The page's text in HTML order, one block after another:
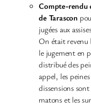
Compte-rendu
de Tarascon
jugées aux
On était revenu
le jugement en
distribué des
appel, les
dissensions
matons et les